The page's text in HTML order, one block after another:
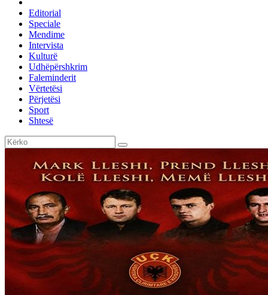
Editorial
Speciale
Mendime
Intervista
Kulturë
Udhëpërshkrim
Faleminderit
Vërtetësi
Përjetësi
Sport
Shtesë